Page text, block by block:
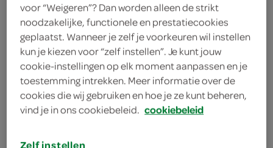
2 zakjes vanillesuiker
250 gram witte basterdsuiker
400 gram boter
kies je winkel
voor “Weigeren”? Dan worden alleen de strikt
noodzakelijke, functionele en prestatiecookies
geplaatst. Wanneer je zelf je voorkeuren wil instellen
kun je kiezen voor “zelf instellen”. Je kunt jouw
cookie-instellingen op elk moment aanpassen en je
toestemming intrekken. Meer informatie over de
cookies die wij gebruiken en hoe je ze kunt beheren,
vind je in ons cookiebeleid. cookiebeleid
Zelf instellen